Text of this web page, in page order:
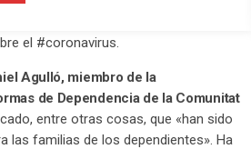
el #coronavirus.
Agulló, miembro de la
de Dependencia de la Comunitat
entre otras cosas, que «han sido
las familias de los dependientes». Ha